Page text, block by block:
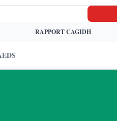
RAPPORT CAGIDH